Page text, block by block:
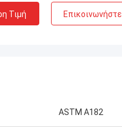
Τιμή Επικοινωνήστε
ASTM A182